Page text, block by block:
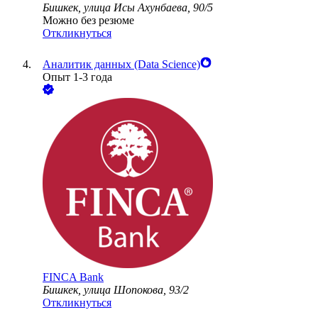
Бишкек, улица Исы Ахунбаева, 90/5
Можно без резюме
Откликнуться
Аналитик данных (Data Science)
Опыт 1-3 года
FINСA Bank
Бишкек, улица Шопокова, 93/2
Откликнуться